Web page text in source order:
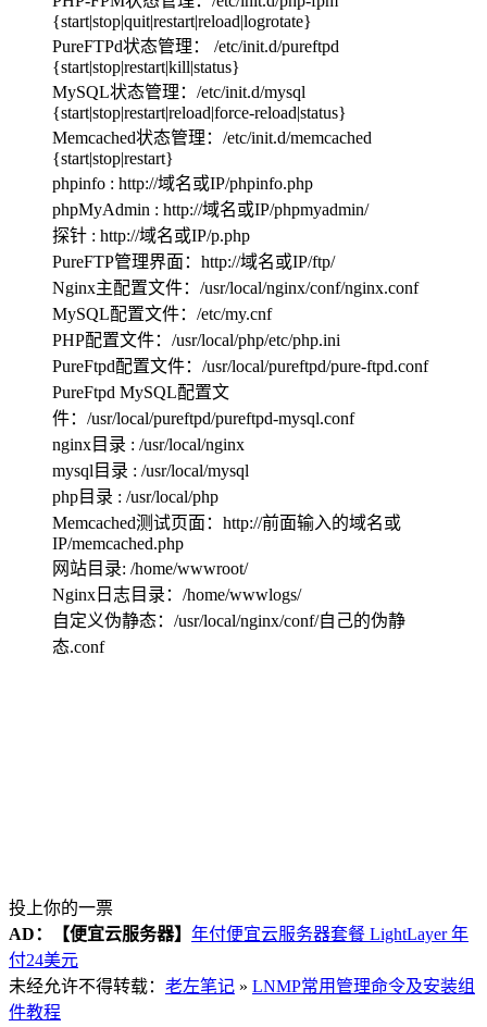
{start|stop|quit|restart|reload|logrotate}
PureFTPd状态管理： /etc/init.d/pureftpd
{start|stop|restart|kill|status}
MySQL状态管理：/etc/init.d/mysql
{start|stop|restart|reload|force-reload|status}
Memcached状态管理：/etc/init.d/memcached
{start|stop|restart}
phpinfo : http://域名或IP/phpinfo.php
phpMyAdmin : http://域名或IP/phpmyadmin/
探针 : http://域名或IP/p.php
PureFTP管理界面：http://域名或IP/ftp/
Nginx主配置文件：/usr/local/nginx/conf/nginx.conf
MySQL配置文件：/etc/my.cnf
PHP配置文件：/usr/local/php/etc/php.ini
PureFtpd配置文件：/usr/local/pureftpd/pure-ftpd.conf
PureFtpd MySQL配置文
件：/usr/local/pureftpd/pureftpd-mysql.conf
nginx目录 : /usr/local/nginx
mysql目录 : /usr/local/mysql
php目录 : /usr/local/php
Memcached测试页面：http://前面输入的域名或
IP/memcached.php
网站目录: /home/wwwroot/
Nginx日志目录：/home/wwwlogs/
自定义伪静态：/usr/local/nginx/conf/自己的伪静
态.conf
投上你的一票
AD：
【便宜云服务器】 年付便宜云服务器套餐 LightLayer 年
付24美元
未经允许不得转载： 老左笔记 » LNMP常用管理命令及安装组
件教程